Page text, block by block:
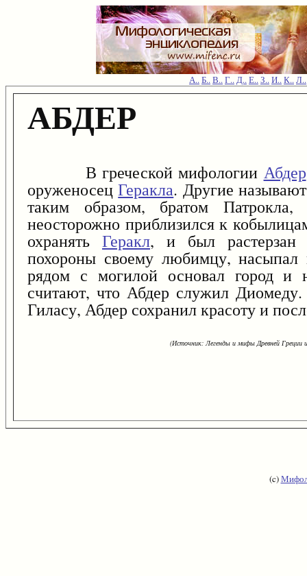
А..Б..В..Г..Д..Е..З..И..К..Л..
АБДЕР
В греческой мифологии Абдер
оруженосецГеракла. Другие
таким образом, братом
неосторожно приблизился к
охранять Геракл, и был растерзан
похороны своему любимцу,
рядом с могилой основал город и
считают, что Абдер служил
Гиласу, Абдер сохранил красоту и
(Источник: Легенды и мифы Древней
(c)